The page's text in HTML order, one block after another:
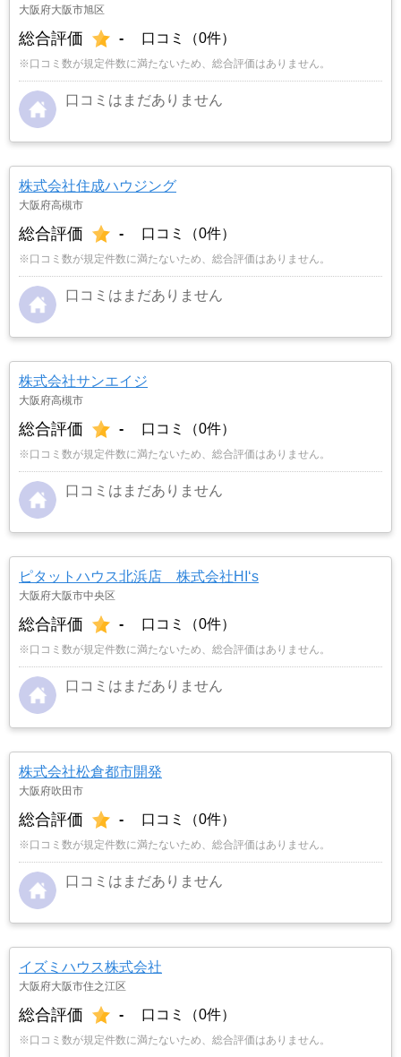
大阪府大阪市旭区
総合評価 - 口コミ（0件）
※口コミ数が規定件数に満たないため、総合評価はありません。
口コミはまだありません
株式会社住成ハウジング
大阪府高槻市
総合評価 - 口コミ（0件）
※口コミ数が規定件数に満たないため、総合評価はありません。
口コミはまだありません
株式会社サンエイジ
大阪府高槻市
総合評価 - 口コミ（0件）
※口コミ数が規定件数に満たないため、総合評価はありません。
口コミはまだありません
ピタットハウス北浜店 株式会社HI‘s
大阪府大阪市中央区
総合評価 - 口コミ（0件）
※口コミ数が規定件数に満たないため、総合評価はありません。
口コミはまだありません
株式会社松倉都市開発
大阪府吹田市
総合評価 - 口コミ（0件）
※口コミ数が規定件数に満たないため、総合評価はありません。
口コミはまだありません
イズミハウス株式会社
大阪府大阪市住之江区
総合評価 - 口コミ（0件）
※口コミ数が規定件数に満たないため、総合評価はありません。